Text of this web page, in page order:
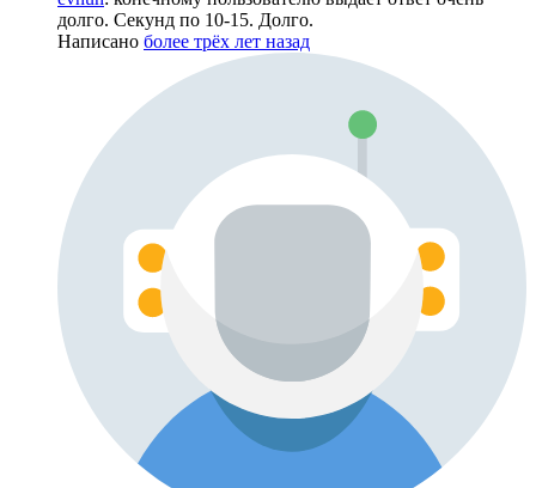
долго. Секунд по 10-15. Долго.
Написано более трёх лет назад